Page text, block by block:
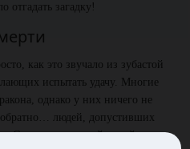
отгадать загадку!
как это звучало из зубастой
испытать удачу. Многие
однако у них ничего не
людей, допустивших
Схватив огромной лапой,